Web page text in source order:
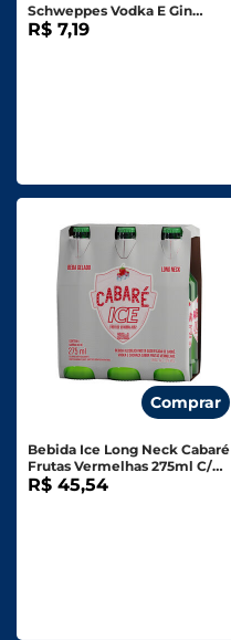
Schweppes Vodka E Gin
Tônica Long Neck 250ml
R$ 7,19
Comprar
Bebida Ice Long Neck Cabaré
Frutas Vermelhas 275ml C/6
Unid.
R$ 45,54